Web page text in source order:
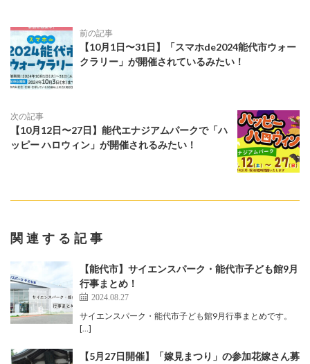
前の記事
【10月1日〜31日】「スマホde2024能代市ウォー
クラリー」が開催されているみたい！
次の記事
【10月12日〜27日】能代エナジアムパークで「ハ
ッピー ハロウィン」が開催されるみたい！
関連する記事
【能代市】サイエンスパーク・能代市子ども館9月
行事まとめ！
2024.08.27
サイエンスパーク・能代市子ども館9月行事まとめです。
[…]
【5月27日開催】「嫁見まつり」の参加花嫁さん募